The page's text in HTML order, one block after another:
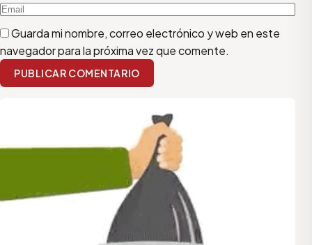
Guarda mi nombre, correo electrónico y web en este
navegador para la próxima vez que comente.
PUBLICAR COMENTARIO